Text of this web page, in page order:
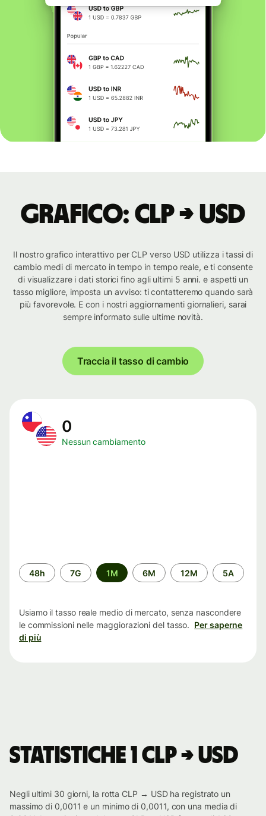
Grafico: CLP → USD
Il nostro grafico interattivo per CLP verso USD utilizza i tassi di
cambio medi di mercato in tempo in tempo reale, e ti consente
di visualizzare i dati storici fino agli ultimi 5 anni. e aspetti un
tasso migliore, imposta un avviso: ti contatteremo quando sarà
più favorevole. E con i nostri aggiornamenti giornalieri, sarai
sempre informato sulle ultime novità.
Traccia il tasso di cambio
0
Nessun cambiamento
Periodo
di
48h 7G 1M 6M 12M 5A
Usiamo il tasso reale medio di mercato, senza nascondere
le commissioni nelle maggiorazioni del tasso. Per saperne
di più
Statistiche 1 CLP → USD
Negli ultimi 30 giorni, la rotta CLP → USD ha registrato un
massimo di 0,0011 e un minimo di 0,0011, con una media di